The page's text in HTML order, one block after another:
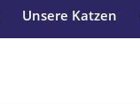
Unsere Katzen